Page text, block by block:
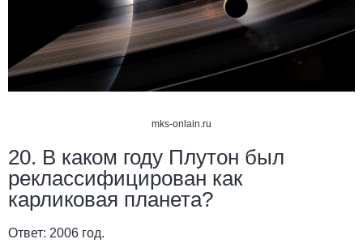
mks-onlain.ru
20. В каком году Плутон был
реклассифицирован как
карликовая планета?
Ответ: 2006 год.